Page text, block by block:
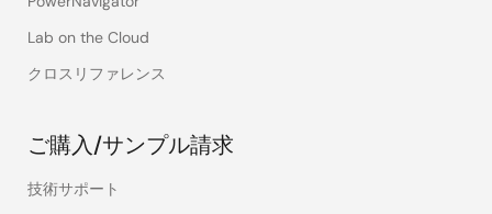
Lab on the Cloud
クロスリファレンス
ご購入/サンプル請求
技術サポート